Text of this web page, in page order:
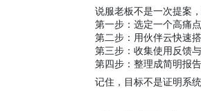
说服老板不是一次提案
第一步：选定一个高痛
第二步：用伙伴云快速
第三步：收集使用反馈
第四步：整理成简明报
记住，目标不是证明系